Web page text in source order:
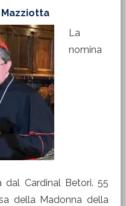
La
nomina
dal Cardinal Betori. 55
della Madonna della